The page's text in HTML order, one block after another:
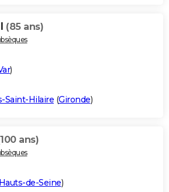
(85 ans)
)
Saint-Hilaire (Gironde)
ans)
de-Seine)